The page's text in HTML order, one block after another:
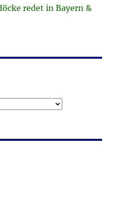
redet in Bayern &